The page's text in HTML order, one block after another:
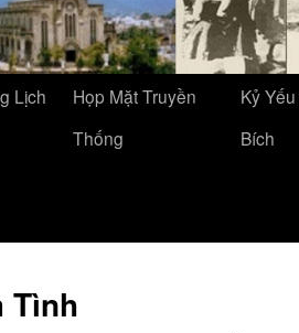
Lịch
Họp Mặt Truyền
Thống
Kỷ
Bích
Tình